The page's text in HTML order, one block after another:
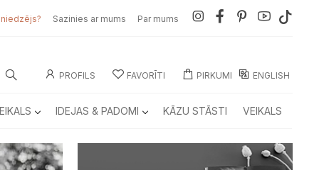
Sazinies ar mums Par mums
PROFILS FAVORĪTI PIRKUMI ENGLISH
IDEJAS & PADOMI KĀZU STĀSTI VEIKALS